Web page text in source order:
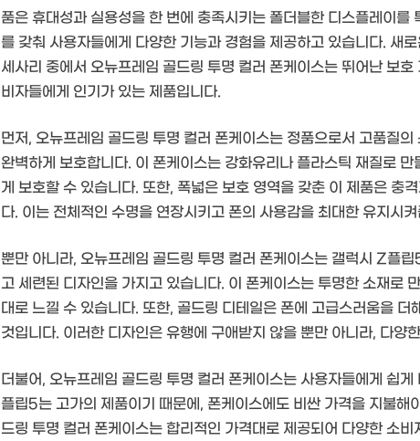
품은 휴대성과 실용성을 한 번에 충족시키는 폴더블한 디스플레이를
를 갖춰 사용자들에게 다양한 기능과 경험을 제공하고 있습니다. 새
세사리 중에서 오뉴프레임 골드링 투명 컬러 폰케이스는 뛰어난 보
비자들에게 인기가 있는 제품입니다.
먼저, 오뉴프레임 골드링 투명 컬러 폰케이스는 정품으로서 고품질
완벽하게 보호합니다. 이 폰케이스는 강화유리나 플라스틱 재질로
게 보호할 수 있습니다. 또한, 폭넓은 보호 영역을 갖춘 이 제품은 충
다. 이는 전체적인 수명을 연장시키고 폰의 사용감을 최대한 유지시
뿐만 아니라, 오뉴프레임 골드링 투명 컬러 폰케이스는 갤럭시 Z플
고 세련된 디자인을 가지고 있습니다. 이 폰케이스는 투명한 소재로
대로 느낄 수 있습니다. 또한, 골드링 디테일은 폰에 고급스러움을
것입니다. 이러한 디자인은 유행에 구애받지 않을 뿐만 아니라, 다양
더불어, 오뉴프레임 골드링 투명 컬러 폰케이스는 사용자들에게 쉽
플립5는 고가의 제품이기 때문에, 폰케이스에도 비싼 가격을 지불해
드링 투명 컬러 폰케이스는 합리적인 가격대로 제공되어 다양한 소비